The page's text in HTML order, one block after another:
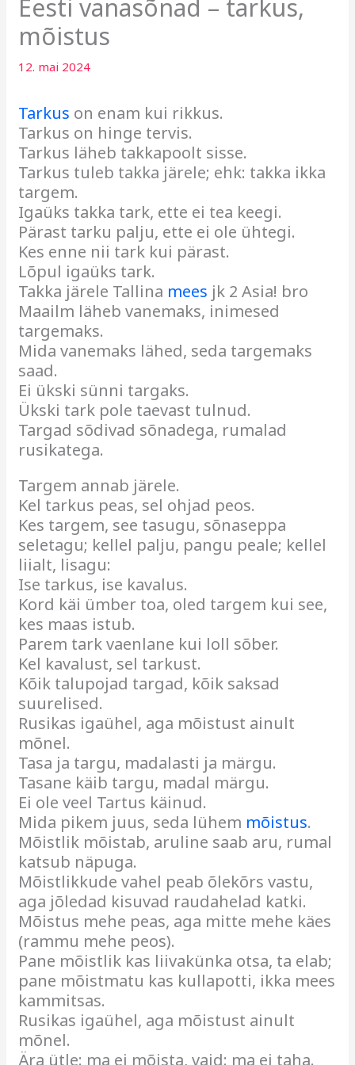
Eesti vanasõnad – tarkus,
mõistus
12. mai 2024
Tarkus on enam kui rikkus.
Tarkus on hinge tervis.
Tarkus läheb takkapoolt sisse.
Tarkus tuleb takka järele; ehk: takka ikka
targem.
Igaüks takka tark, ette ei tea keegi.
Pärast tarku palju, ette ei ole ühtegi.
Kes enne nii tark kui pärast.
Lõpul igaüks tark.
Takka järele Tallina mees jk 2 Asia! bro
Maailm läheb vanemaks, inimesed
targemaks.
Mida vanemaks lähed, seda targemaks
saad.
Ei ükski sünni targaks.
Ükski tark pole taevast tulnud.
Targad sõdivad sõnadega, rumalad
rusikatega.
Targem annab järele.
Kel tarkus peas, sel ohjad peos.
Kes targem, see tasugu, sõnaseppa
seletagu; kellel palju, pangu peale; kellel
liialt, lisagu:
Ise tarkus, ise kavalus.
Kord käi ümber toa, oled targem kui see,
kes maas istub.
Parem tark vaenlane kui loll sõber.
Kel kavalust, sel tarkust.
Kõik talupojad targad, kõik saksad
suurelised.
Rusikas igaühel, aga mõistust ainult
mõnel.
Tasa ja targu, madalasti ja märgu.
Tasane käib targu, madal märgu.
Ei ole veel Tartus käinud.
Mida pikem juus, seda lühem mõistus.
Mõistlik mõistab, aruline saab aru, rumal
katsub näpuga.
Mõistlikkude vahel peab õlekõrs vastu,
aga jõledad kisuvad raudahelad katki.
Mõistus mehe peas, aga mitte mehe käes
(rammu mehe peos).
Pane mõistlik kas liivakünka otsa, ta elab;
pane mõistmatu kas kullapotti, ikka mees
kammitsas.
Rusikas igaühel, aga mõistust ainult
mõnel.
Ära ütle: ma ei mõista, vaid: ma ei taha.